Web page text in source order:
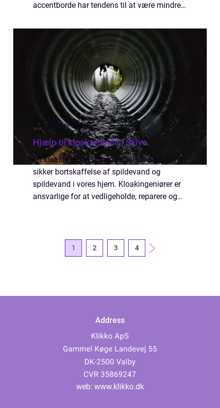
accentborde har tendens til at være mindre
godt som sideborde. Størrelse...
19 january 2023
Hjælp til kloakarbejde i Skive
En kloakmesters arbejde er afgørende for en
sikker bortskaffelse af spildevand og
spildevand i vores hjem. Kloakingeniører er
ansvarlige for at vedligeholde, reparere og
1 2 3 4
Address
web: www.klikko.dk